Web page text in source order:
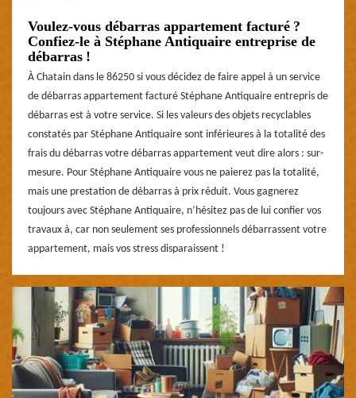
Voulez-vous débarras appartement facturé ?
Confiez-le à Stéphane Antiquaire entreprise de
débarras !
À Chatain dans le 86250 si vous décidez de faire appel à un service
de débarras appartement facturé Stéphane Antiquaire entrepris de
débarras est à votre service. Si les valeurs des objets recyclables
constatés par Stéphane Antiquaire sont inférieures à la totalité des
frais du débarras votre débarras appartement veut dire alors : sur-
mesure. Pour Stéphane Antiquaire vous ne paierez pas la totalité,
mais une prestation de débarras à prix réduit. Vous gagnerez
toujours avec Stéphane Antiquaire, n’hésitez pas de lui confier vos
travaux à, car non seulement ses professionnels débarrassent votre
appartement, mais vos stress disparaissent !